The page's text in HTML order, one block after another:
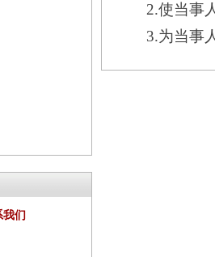
们
2.使当事人
3.为当事人